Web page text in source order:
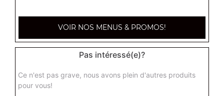
Wrap poulet
Salade tomates, oignons
VOIR NOS MENUS & PROMOS!
Pas intéressé(e)?
Ce n'est pas grave, nous avons plein d'autres produits
pour vous!